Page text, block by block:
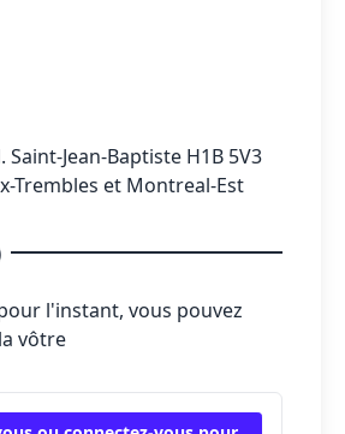
Saint-Jean-Baptiste H1B 5V3
Trembles et Montreal-Est
l'instant, vous pouvez
vôtre